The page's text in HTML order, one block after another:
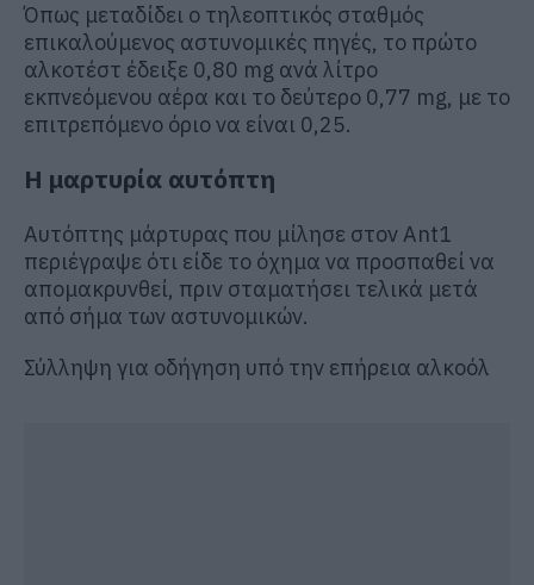
Όπως μεταδίδει ο τηλεοπτικός σταθμός
επικαλούμενος αστυνομικές πηγές, το πρώτο
αλκοτέστ έδειξε 0,80 mg ανά λίτρο
εκπνεόμενου αέρα και το δεύτερο 0,77 mg, με το
επιτρεπόμενο όριο να είναι 0,25.
Η μαρτυρία αυτόπτη
Αυτόπτης μάρτυρας που μίλησε στον Ant1
περιέγραψε ότι είδε το όχημα να προσπαθεί να
απομακρυνθεί, πριν σταματήσει τελικά μετά
από σήμα των αστυνομικών.
Σύλληψη για οδήγηση υπό την επήρεια αλκοόλ